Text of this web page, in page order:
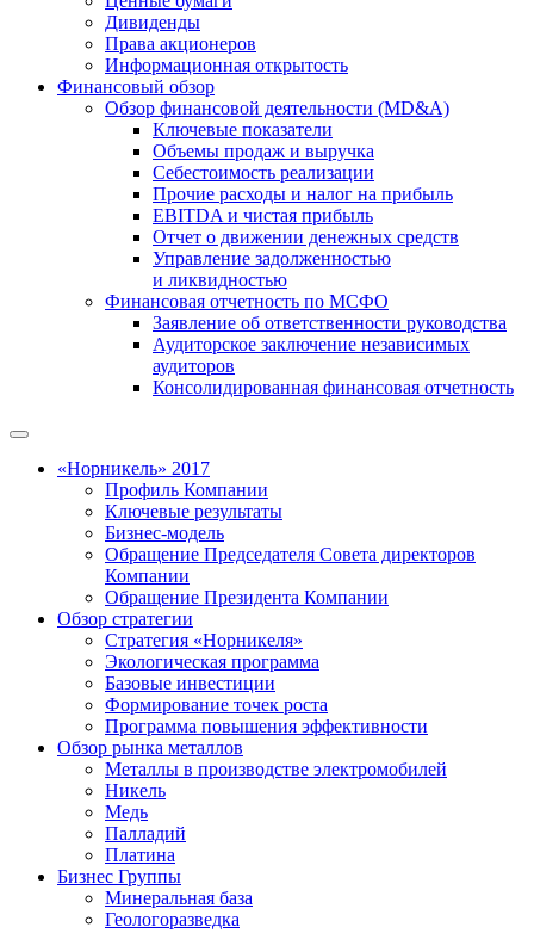
Дивиденды
Права акционеров
Информационная открытость
Финансовый обзор
Обзор финансовой деятельности (MD&A)
Ключевые показатели
Объемы продаж и выручка
Себестоимость реализации
Прочие расходы и налог на прибыль
EBITDA и чистая прибыль
Отчет о движении денежных средств
Управление задолженностью
и ликвидностью
Финансовая отчетность по МСФО
Заявление об ответственности руководства
Аудиторское заключение независимых
аудиторов
Консолидированная финансовая отчетность
«Норникель» 2017
Профиль Компании
Ключевые результаты
Бизнес-модель
Обращение Председателя Совета директоров
Компании
Обращение Президента Компании
Обзор стратегии
Стратегия «Норникеля»
Экологическая программа
Базовые инвестиции
Формирование точек роста
Программа повышения эффективности
Обзор рынка металлов
Металлы в производстве электромобилей
Никель
Медь
Палладий
Платина
Бизнес Группы
Минеральная база
Геологоразведка